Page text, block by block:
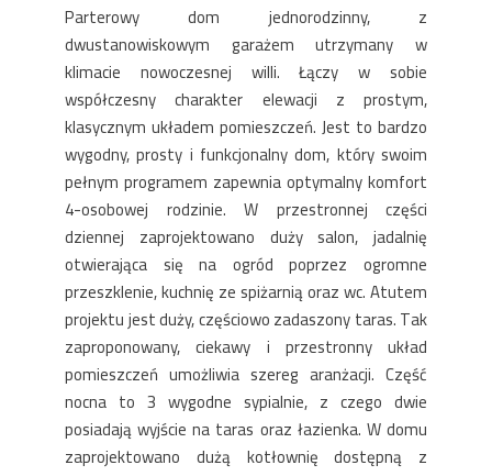
Parterowy dom jednorodzinny, z
dwustanowiskowym garażem utrzymany w
klimacie nowoczesnej willi. Łączy w sobie
współczesny charakter elewacji z prostym,
klasycznym układem pomieszczeń. Jest to bardzo
wygodny, prosty i funkcjonalny dom, który swoim
pełnym programem zapewnia optymalny komfort
4-osobowej rodzinie. W przestronnej części
dziennej zaprojektowano duży salon, jadalnię
otwierająca się na ogród poprzez ogromne
przeszklenie, kuchnię ze spiżarnią oraz wc. Atutem
projektu jest duży, częściowo zadaszony taras. Tak
zaproponowany, ciekawy i przestronny układ
pomieszczeń umożliwia szereg aranżacji. Część
nocna to 3 wygodne sypialnie, z czego dwie
posiadają wyjście na taras oraz łazienka. W domu
zaprojektowano dużą kotłownię dostępną z